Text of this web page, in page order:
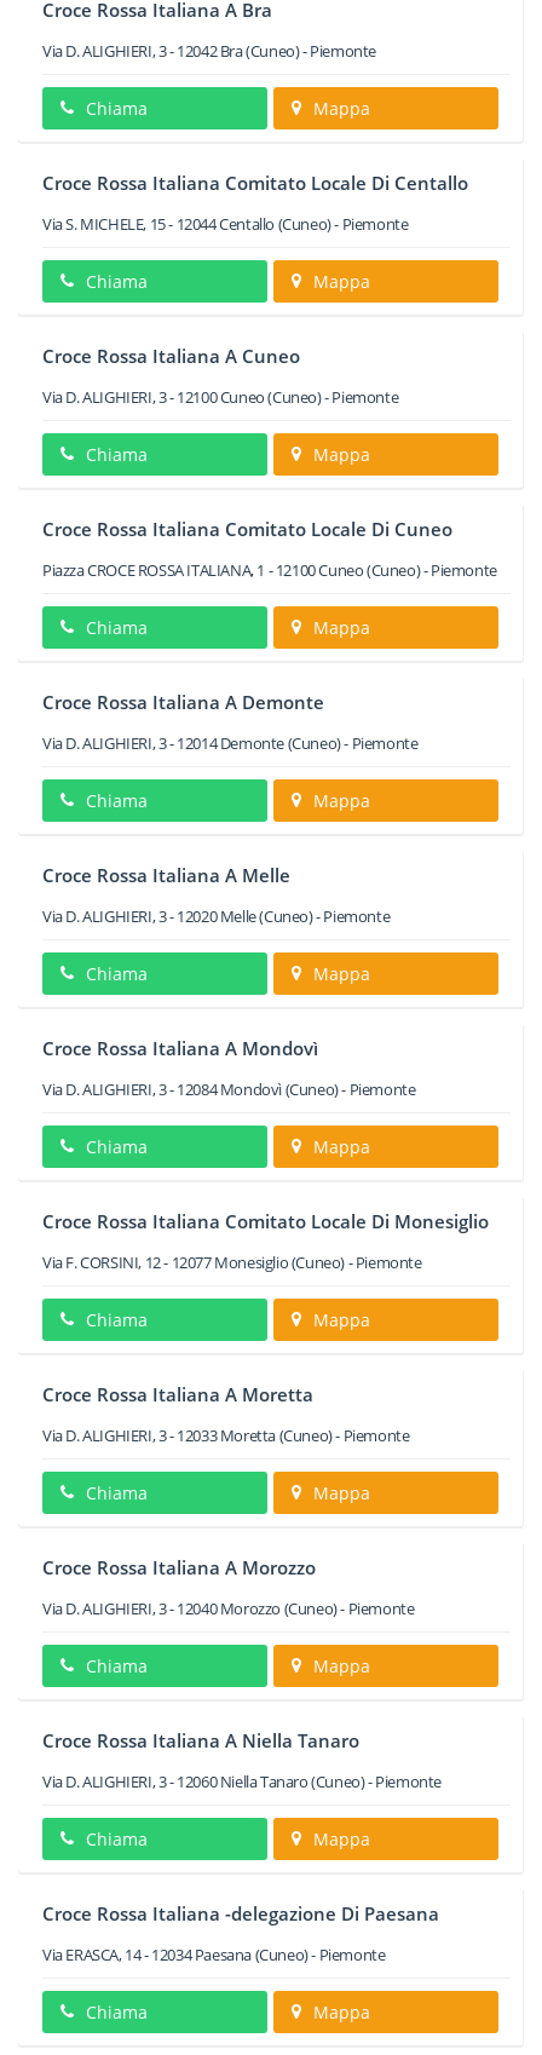
Croce Rossa Italiana A Bra
Via D. ALIGHIERI, 3-12042 Bra(Cuneo) -Piemonte
Chiama Mappa
Croce Rossa Italiana Comitato Locale Di Centallo
Via S. MICHELE, 15- 12044Centallo (Cuneo) - Piemonte
Chiama Mappa
Croce Rossa Italiana A Cuneo
Via D. ALIGHIERI, 3-12100Cuneo(Cuneo) -Piemonte
Chiama Mappa
Croce Rossa Italiana Comitato Locale Di Cuneo
Piazza CROCE ROSSA ITALIANA, 1 -12100Cuneo(Cuneo) -Piemonte
Chiama Mappa
Croce Rossa Italiana A Demonte
Via D. ALIGHIERI, 3-12014 Demonte(Cuneo) - Piemonte
Chiama Mappa
Croce Rossa Italiana A Melle
Via D. ALIGHIERI, 3-12020 Melle(Cuneo) -Piemonte
Chiama Mappa
Croce Rossa Italiana A Mondovì
Via D. ALIGHIERI, 3-12084 Mondovì(Cuneo) - Piemonte
Chiama Mappa
Croce Rossa Italiana Comitato Locale Di Monesiglio
Via F. CORSINI, 12- 12077Monesiglio(Cuneo) -Piemonte
Chiama Mappa
Croce Rossa Italiana A Moretta
Via D. ALIGHIERI, 3-12033 Moretta(Cuneo) - Piemonte
Chiama Mappa
Croce Rossa Italiana A Morozzo
Via D. ALIGHIERI, 3-12040 Morozzo (Cuneo) - Piemonte
Chiama Mappa
Croce Rossa Italiana A Niella Tanaro
Via D. ALIGHIERI, 3-12060 Niella Tanaro(Cuneo) -Piemonte
Chiama Mappa
Croce Rossa Italiana -delegazione Di Paesana
Via ERASCA, 14-12034 Paesana(Cuneo) - Piemonte
Chiama Mappa